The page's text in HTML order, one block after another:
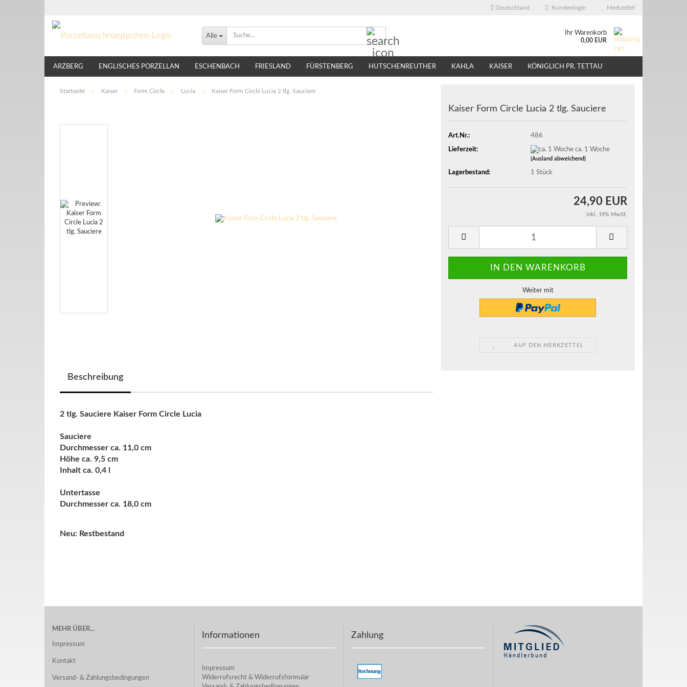
Deutschland Kundenlogin Merkzettel
Alle Ihr Warenkorb
0,00 EUR
ARZBERG ENGLISCHES PORZELLAN ESCHENBACH FRIESLAND FÜRSTENBERG HUTSCHENREUTHER KAHLA KAISER KÖNIGLICH PR. TETTAU
LINDNER NIKKO ROSENTHAL THOMAS TIRSCHENREUTH VILLEROY & BOCH
Startseite » Kaiser » Form Circle » Lucia » Kaiser Form Circle Lucia 2 tlg. Sauciere
Kaiser Form Circle Lucia 2 tlg. Sauciere
Art.Nr.: 486
Lieferzeit: ca. 1 Woche
(Ausland abweichend)
Lagerbestand: 1 Stück
24,90 EUR
inkl. 19% MwSt.
Weiter mit
AUF DEN MERKZETTEL
Beschreibung
2 tlg. Sauciere Kaiser Form Circle Lucia
Sauciere
Durchmesser ca. 11,0 cm
Höhe ca. 9,5 cm
Inhalt ca. 0,4 l
Untertasse
Durchmesser ca. 18,0 cm
Neu: Restbestand
MEHR ÜBER...
Impressum
Kontakt
Versand- & Zahlungsbedingungen
Informationen
Impressum
Widerrufsrecht & Widerrufsformular
Zahlung